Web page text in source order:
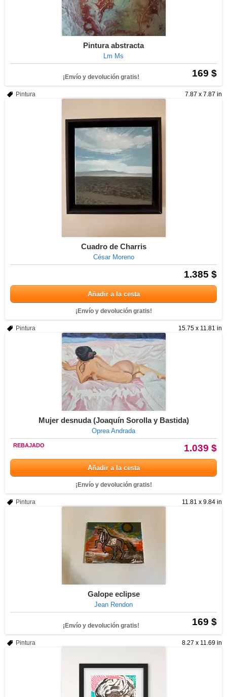
Pintura abstracta
Lm Ms
169 $
¡Envío y devolución gratis!
7.87 x 7.87 in
Pintura
Cuadro de Charris
César Moreno
1.385 $
Añadir a la cesta
¡Envío y devolución gratis!
15.75 x 11.81 in
Pintura
Mujer desnuda (Joaquín Sorolla y Bastida)
Oprea Andrada
1.039 $
REBAJADO
Añadir a la cesta
¡Envío y devolución gratis!
11.81 x 9.84 in
Pintura
Galope eclipse
Jean Rendon
169 $
¡Envío y devolución gratis!
8.27 x 11.69 in
Pintura